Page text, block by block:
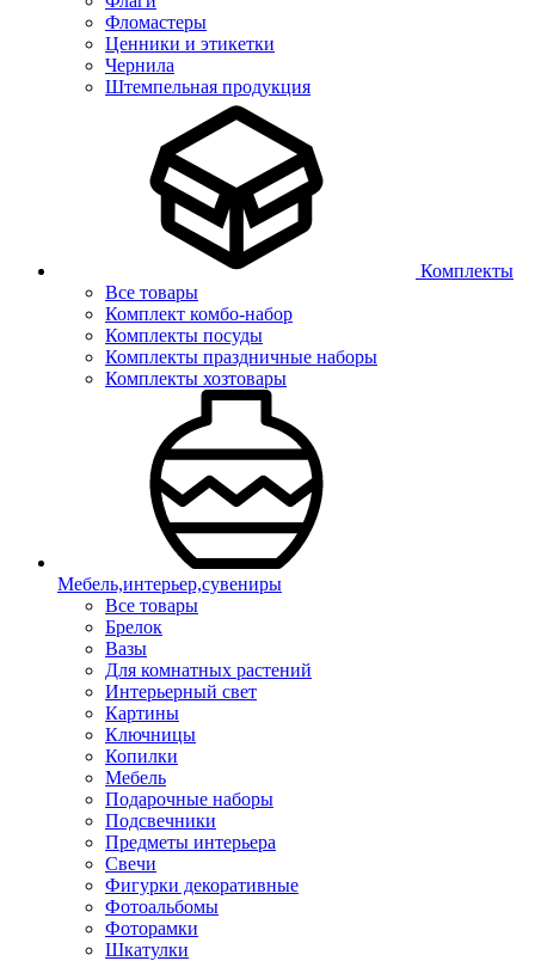
Фломастеры
Ценники и этикетки
Чернила
Штемпельная продукция
Комплекты
Все товары
Комплект комбо-набор
Комплекты посуды
Комплекты праздничные наборы
Комплекты хозтовары
Мебель,интерьер,сувениры
Все товары
Брелок
Вазы
Для комнатных растений
Интерьерный свет
Картины
Ключницы
Копилки
Мебель
Подарочные наборы
Подсвечники
Предметы интерьера
Свечи
Фигурки декоративные
Фотоальбомы
Фоторамки
Шкатулки